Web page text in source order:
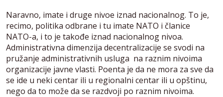
Naravno, imate i druge nivoe iznad nacionalnog. To je,
recimo, politika odbrane i tu imate NATO i članice
NATO-a, i to je takođe iznad nacionalnog nivoa.
Administrativna dimenzija decentralizacije se svodi na
pružanje administrativnih usluga na raznim nivoima
organizacije javne vlasti. Poenta je da ne mora za sve da
se ide u neki centar ili u regionalni centar ili u opštinu,
nego da to može da se razdvoji po raznim nivoima.